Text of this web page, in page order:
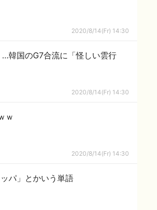
2020/8/14(Fr) 14:30
…韓国のG7合流に「怪しい雲行
2020/8/14(Fr) 14:30
ｗ
2020/8/14(Fr) 14:30
パ」とかいう単語